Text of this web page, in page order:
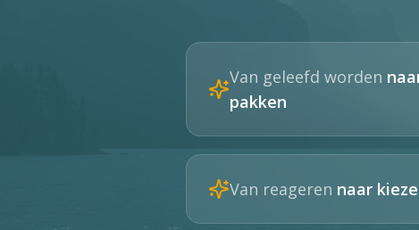
Van geleefd worden
pakken
Van reageren naar